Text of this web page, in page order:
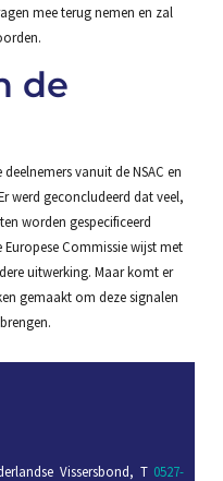
mee terug nemen en zal
de
vanuit de NSAC en
werd geconcludeerd dat veel,
worden gespecificeerd
Commissie wijst met
uitwerking. Maar komt er
gemaakt om deze signalen
Vissersbond, T 0527-